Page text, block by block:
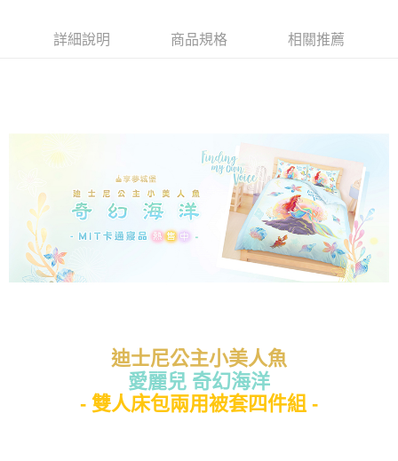
全家★依產品說明
每筆NT$80，滿NT$699(含以上)免運費
詳細說明 商品規格 相關推薦
迪士尼公主小美人魚
愛麗兒 奇幻海洋
- 雙人床包兩用被套四件組 -